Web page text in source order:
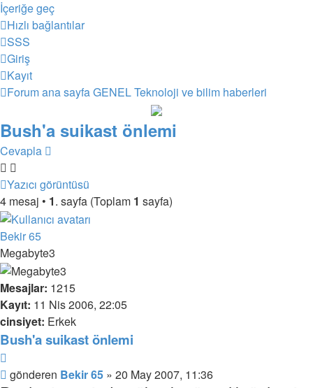
İçeriğe geç
Hızlı bağlantılar
SSS
Giriş
Kayıt
Forum ana sayfaGENELTeknoloji ve bilim haberleri
Bush'a suikast önlemi
Cevapla
Yazıcı görüntüsü
4 mesaj • 1. sayfa (Toplam 1 sayfa)
Bekir 65
Megabyte3
Mesajlar: 1215
Kayıt: 11 Nis 2006, 22:05
cinsiyet: Erkek
Bush'a suikast önlemi
Mesaj
gönderen Bekir 65 » 20 May 2007, 11:36